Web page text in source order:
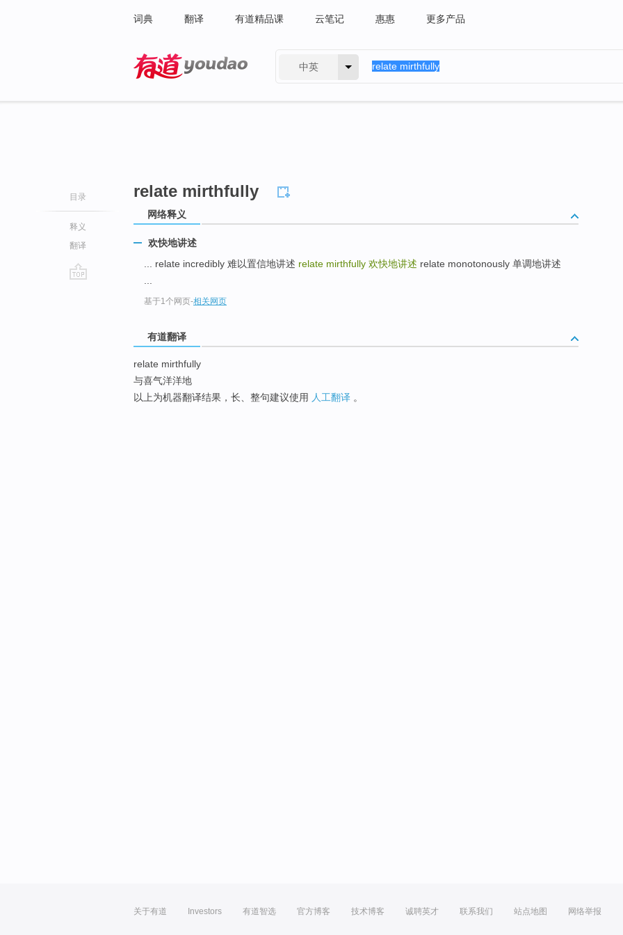
词典 翻译 有道精品课 云笔记 惠惠 更多产品
中英
目录
释义
翻译
relate mirthfully
网络释义
欢快地讲述
... relate incredibly 难以置信地讲述 relate mirthfully 欢快地讲述 relate monotonously 单调地讲述
基于1个网页-相关网页
有道翻译
relate mirthfully
与喜气洋洋地
以上为机器翻译结果，长、整句建议使用 人工翻译 。
关于有道 Investors 有道智选 官方博客 技术博客 诚聘英才 联系我们 站点地图 网络举报